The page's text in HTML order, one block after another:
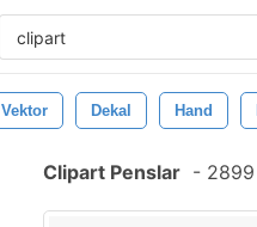
Vektor Dekal Hand
Clipart Penslar -